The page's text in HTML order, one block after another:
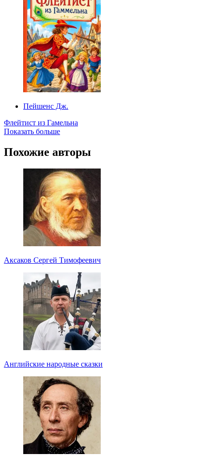
Пейшенс Дж.
Флейтист из Гамельна
Показать больше
Похожие авторы
Аксаков Сергей Тимофеевич
Английские народные сказки